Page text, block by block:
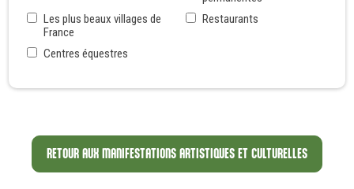
Les plus beaux villages de
France
Restaurants
Centres équestres
RETOUR AUX MANIFESTATIONS ARTISTIQUES ET CULTURELLES